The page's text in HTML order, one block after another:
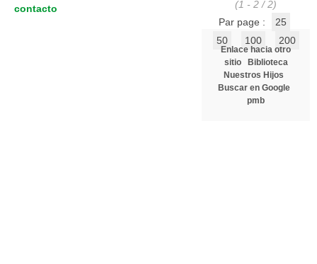
(1 - 2 / 2)
Par page :
25
50
100 200
Enlace hacia otro
sitio
Biblioteca
Nuestros Hijos
Buscar en Google
pmb
contacto